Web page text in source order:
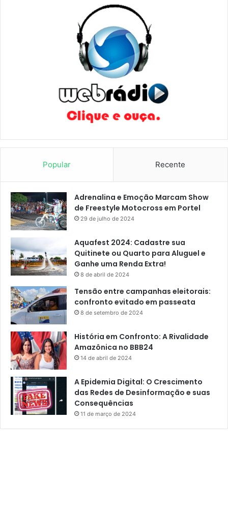
Popular Recente
Adrenalina e Emoção Marcam Show
de Freestyle Motocross em Portel
29 de julho de 2024
Aquafest 2024: Cadastre sua
Quitinete ou Quarto para Aluguel e
Ganhe uma Renda Extra!
8 de abril de 2024
Tensão entre campanhas eleitorais:
confronto evitado em passeata
8 de setembro de 2024
História em Confronto: A Rivalidade
Amazônica no BBB24
14 de abril de 2024
A Epidemia Digital: O Crescimento
das Redes de Desinformação e suas
Consequências
11 de março de 2024